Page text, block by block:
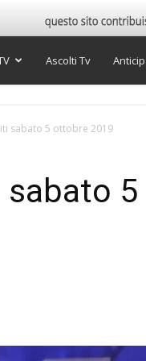
Ascolti Tv
sabato 5 ottobre 2019